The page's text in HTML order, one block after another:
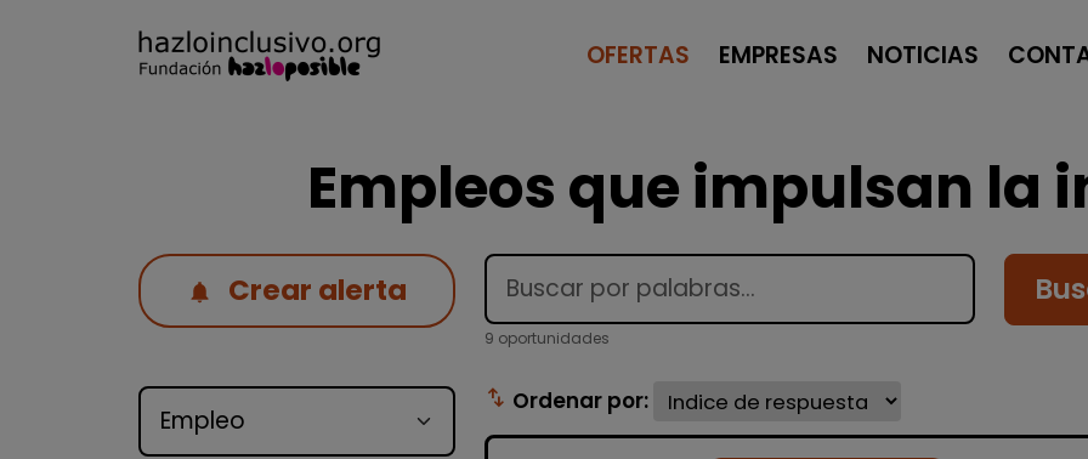
OFERTAS EMPRESAS NOTICIAS
Empleos que impulsan la
Crear alerta
Tipo de oferta
9 oportunidades
swap_vert Ordenar por: